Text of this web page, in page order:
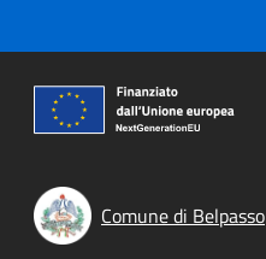
Comune di Belpasso